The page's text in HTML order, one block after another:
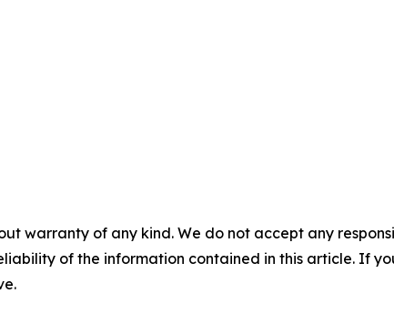
warranty of any kind. We do not accept any
of the information contained in this article. If